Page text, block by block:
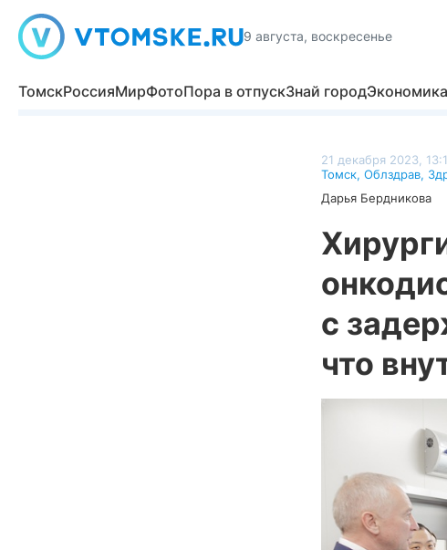
9 августа, воскресенье
ТомскРоссияМирФотоПора в отпускЗнай городЭкономика
21 декабря 2023,
Томск, Облздрав,
Дарья Бердникова
с
что